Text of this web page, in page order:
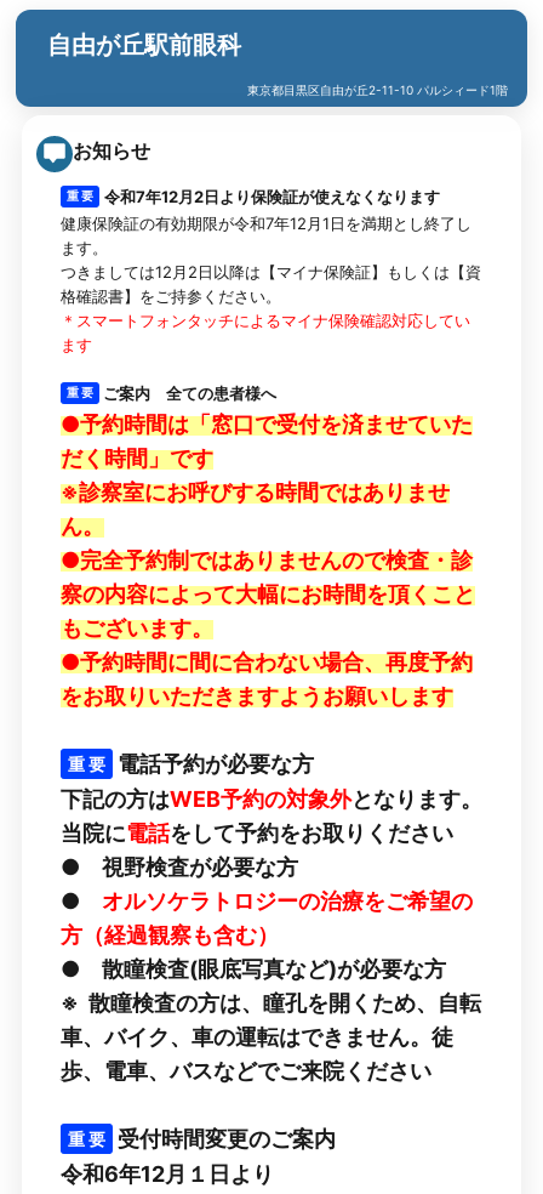
自由が丘駅前眼科
東京都目黒区自由が丘2-11-10 パルシィード1階
お知らせ
重 要
令和7年12月2日より保険証が使えなくなります
健康保険証の有効期限が令和7年12月1日を満期とし終了し
ます。
つきましては12月2日以降は【マイナ保険証】もしくは【資
格確認書】をご持参ください。
＊スマートフォンタッチによるマイナ保険確認対応してい
ます
重 要 ご案内 全ての患者様へ
●予約時間は「窓口で受付を済ませていた
だく時間」です
※診察室にお呼びする時間ではありませ
ん。
●完全予約制ではありませんので検査・診
察の内容によって大幅にお時間を頂くこと
もございます。
●予約時間に間に合わない場合、再度予約
をお取りいただきますようお願いします
重 要
電話予約が必要な方
下記の方はWEB予約の対象外となります。
当院に電話をして予約をお取りください
● 視野検査が必要な方
● オルソケラトロジーの治療をご希望の
方（経過観察も含む）
● 散瞳検査(眼底写真など)が必要な方
※ 散瞳検査の方は、瞳孔を開くため、自転
車、バイク、車の運転はできません。 徒
歩、電車、バスなどでご来院ください
重 要
受付時間変更のご案内
令和6年12月１日より